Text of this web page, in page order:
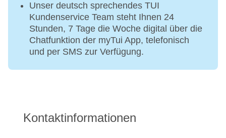
Unser deutsch sprechendes TUI
Kundenservice Team steht Ihnen 24
Stunden, 7 Tage die Woche digital über die
Chatfunktion der myTui App, telefonisch
und per SMS zur Verfügung.
Kontaktinformationen